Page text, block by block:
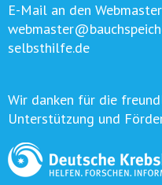
E-Mail an den
selbsthilfe.de
Wir danken für die
Unterstützung und